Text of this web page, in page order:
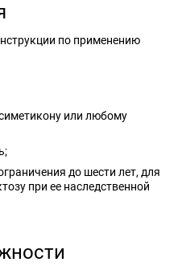
по применению
или любому
до шести лет, для
при ее наследственной